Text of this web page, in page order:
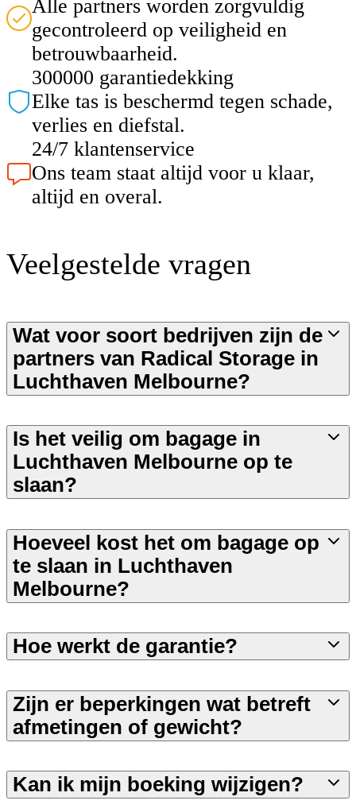
Alle partners worden zorgvuldig
gecontroleerd op veiligheid en
betrouwbaarheid.
300000 garantiedekking
Elke tas is beschermd tegen schade,
verlies en diefstal.
24/7 klantenservice
Ons team staat altijd voor u klaar,
altijd en overal.
Veelgestelde vragen
Wat voor soort bedrijven zijn de
partners van Radical Storage in
Luchthaven Melbourne?
Is het veilig om bagage in
Luchthaven Melbourne op te
slaan?
Hoeveel kost het om bagage op
te slaan in Luchthaven
Melbourne?
Hoe werkt de garantie?
Zijn er beperkingen wat betreft
afmetingen of gewicht?
Kan ik mijn boeking wijzigen?